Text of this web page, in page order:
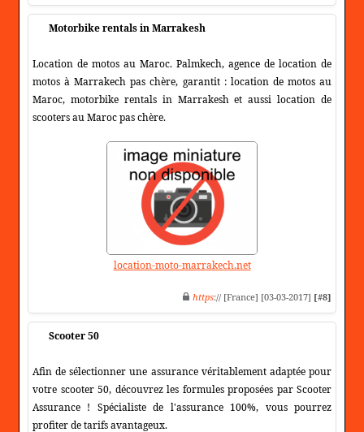
Motorbike rentals in Marrakesh
Location de motos au Maroc. Palmkech, agence de location de
motos à Marrakech pas chère, garantit : location de motos au
Maroc, motorbike rentals in Marrakesh et aussi location de
scooters au Maroc pas chère.
location-moto-marrakech.net
https:// [France] [03-03-2017] [#8]
Scooter 50
Afin de sélectionner une assurance véritablement adaptée pour
votre scooter 50, découvrez les formules proposées par Scooter
Assurance ! Spécialiste de l'assurance 100%, vous pourrez
profiter de tarifs avantageux.